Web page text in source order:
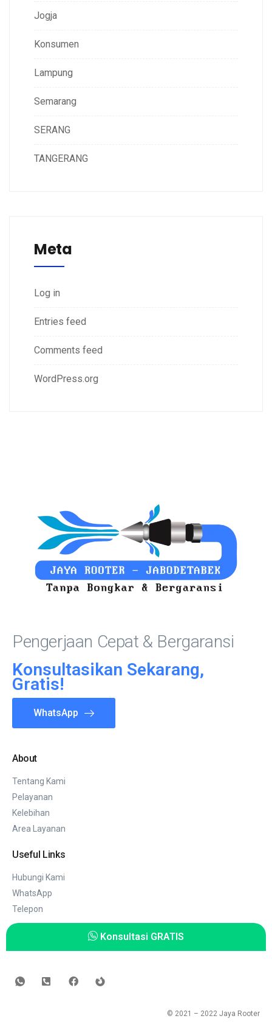
Jogja
Konsumen
Lampung
Semarang
SERANG
TANGERANG
Meta
Log in
Entries feed
Comments feed
WordPress.org
Pengerjaan Cepat & Bergaransi
Konsultasikan Sekarang,
Gratis!
WhatsApp
About
Tentang Kami
Pelayanan
Kelebihan
Area Layanan
Useful Links
Hubungi Kami
WhatsApp
Telepon
Konsultasi GRATIS
© 2021 – 2022 Jaya Rooter